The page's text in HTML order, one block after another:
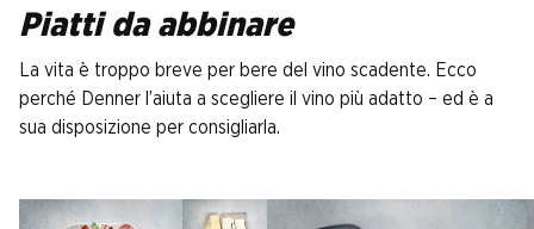
Piatti da abbinare
La vita è troppo breve per bere del vino scadente. Ecco
perché Denner l’aiuta a scegliere il vino più adatto – ed è a
sua disposizione per consigliarla.